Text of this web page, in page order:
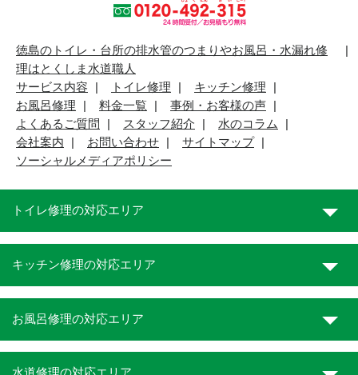
徳島のトイレ・台所の排水管のつまりやお風呂・水漏れ修
理はとくしま水道職人
サービス内容
トイレ修理
キッチン修理
お風呂修理
料金一覧
事例・お客様の声
よくあるご質問
スタッフ紹介
水のコラム
会社案内
お問い合わせ
サイトマップ
ソーシャルメディアポリシー
トイレ修理の対応エリア
キッチン修理の対応エリア
お風呂修理の対応エリア